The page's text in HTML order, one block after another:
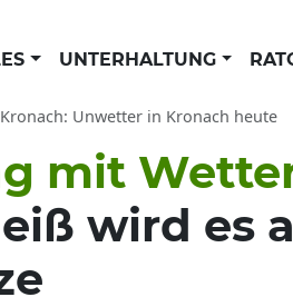
UNTERHALTUNG
Unwetter in Kronach heute
mit
wird es